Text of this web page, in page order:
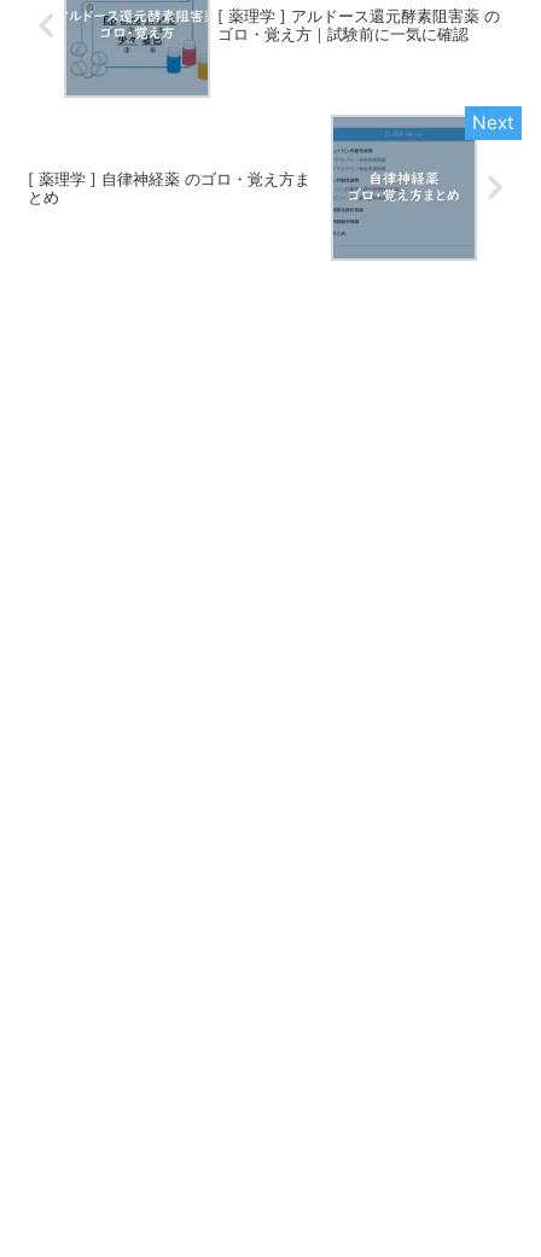
[ 薬理学 ] アルドース還元酵素阻害薬 の
ゴロ・覚え方｜試験前に一気に確認
[ 薬理学 ] 自律神経薬 のゴロ・覚え方ま
とめ